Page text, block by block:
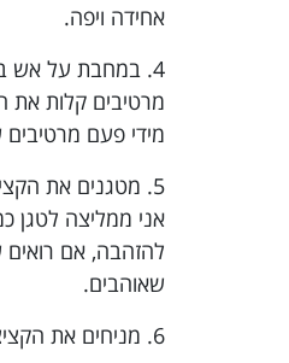
אחידה ויפה.
4. במחבת על אש בינונית מחממים שמן בגובה ס"מ.
מרטיבים קלות את
מידי פעם מרטיבים
5. מטגנים את הקציצות כמה דקות על כל צד עד שהן מזהיבות יפה ומתייצבות.
אני ממליצה לטגן
להזהבה, אם רואים
שאוהבים.
6. מניחים את הקציצות המוכנות בצלחת עם נייר סופג, משאירים שיתקררו טוב וככה הן ייתיצבו יותר.